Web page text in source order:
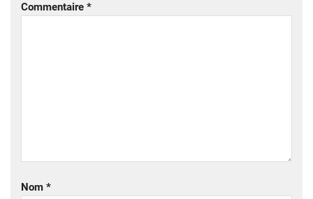
Commentaire *
Nom *